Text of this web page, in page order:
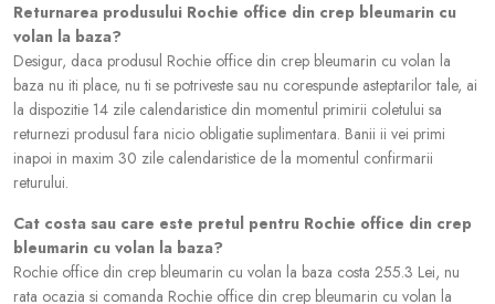
Returnarea produsului Rochie office din crep bleumarin cu
volan la baza?
Desigur, daca produsul Rochie office din crep bleumarin cu volan la
baza nu iti place, nu ti se potriveste sau nu corespunde asteptarilor tale, ai
la dispozitie 14 zile calendaristice din momentul primirii coletului sa
returnezi produsul fara nicio obligatie suplimentara. Banii ii vei primi
inapoi in maxim 30 zile calendaristice de la momentul confirmarii
returului.
Cat costa sau care este pretul pentru Rochie office din crep
bleumarin cu volan la baza?
Rochie office din crep bleumarin cu volan la baza costa 255.3 Lei, nu
rata ocazia si comanda Rochie office din crep bleumarin cu volan la